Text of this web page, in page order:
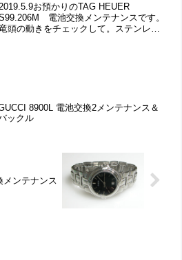
2019.5.9お預かりのTAG HEUER
電池交換メンテナンスです。
頭の動きをチェックして。ステンレス
8900L 電池交換2メンテナンス＆
ックル
メンテナンス